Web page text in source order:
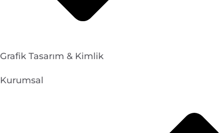
Grafik Tasarım & Kimlik
Kurumsal